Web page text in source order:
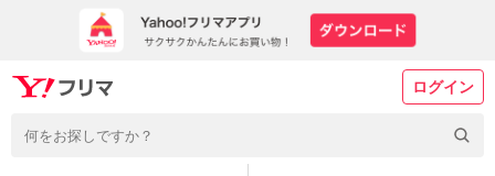
ログイン